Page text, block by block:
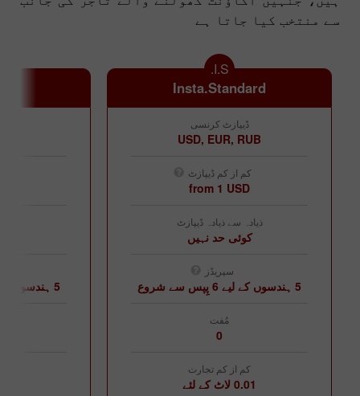
سے منتخب کیا جاتا ہے
I.S.
Insta.Standard
ڈیپازٹ کرنسی
USD, EUR, RUB
کم از کم ڈیپازٹ
from 1 USD
ذیادہ سے ذیادہ ڈیپازٹ
کوئی حد نہیں
سپریڈز
5 ہندسوں کے لیے 6 پِپس سے شروع
مُفت
0
کم از کم تجارت
0.01 لاٹ کے لئے
5 ہندسوں کے لیے 4 پِپس سے شروع